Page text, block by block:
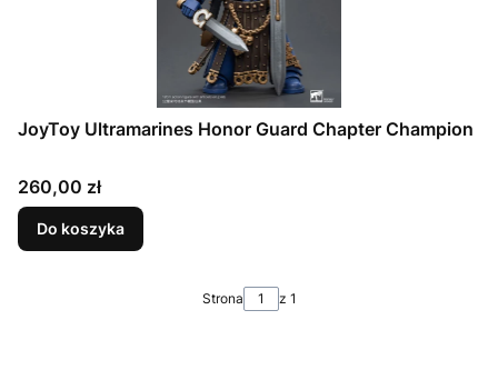
JoyToy Ultramarines Honor Guard Chapter Champion
Cena
260,00 zł
Do koszyka
Strona z 1